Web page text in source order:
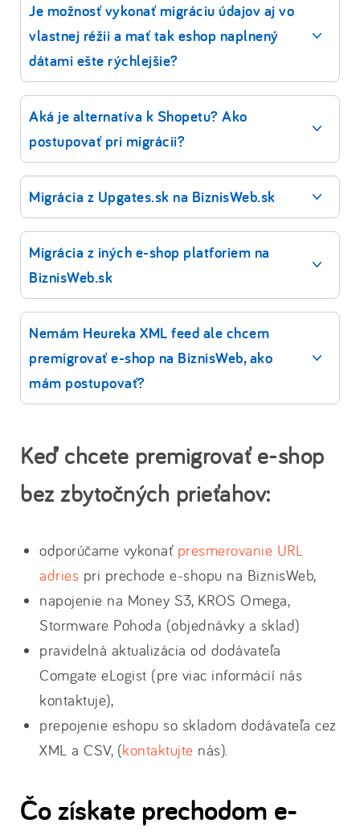
Je možnosť vykonať migráciu údajov aj vo
vlastnej réžii a mať tak eshop naplnený
dátami ešte rýchlejšie?
Aká je alternatíva k Shopetu? Ako
postupovať pri migrácii?
Migrácia z Upgates.sk na BiznisWeb.sk
Migrácia z iných e-shop platforiem na
BiznisWeb.sk
Nemám Heureka XML feed ale chcem
premigrovať e-shop na BiznisWeb, ako
mám postupovať?
Keď chcete premigrovať e-shop
bez zbytočných prieťahov:
odporúčame vykonať presmerovanie URL
adries pri prechode e-shopu na BiznisWeb,
napojenie na Money S3, KROS Omega,
Stormware Pohoda (objednávky a sklad)
pravidelná aktualizácia od dodávateľa
Comgate eLogist (pre viac informácií nás
kontaktuje),
prepojenie eshopu so skladom dodávateľa cez
XML a CSV, (kontaktujte nás).
Čo získate prechodom e-